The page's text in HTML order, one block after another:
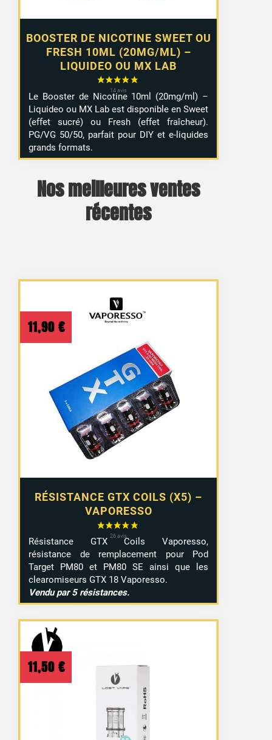
BOOSTER DE NICOTINE SWEET OU
FRESH 10ML (20MG/ML) –
LIQUIDEO OU MX LAB
Le Booster de Nicotine 10ml (20mg/ml) –
Liquideo ou MX Lab est disponible en Sweet
(effet sucré) ou Fresh (effet fraîcheur).
PG/VG 50/50, parfait pour DIY et e-liquides
grands formats.
Nos meilleures ventes
récentes
RÉSISTANCE GTX COILS (X5) –
VAPORESSO
11,90 €
Résistance GTX Coils Vaporesso,
résistance de remplacement pour Pod
Target PM80 et PM80 SE ainsi que les
clearomiseurs GTX 18 Vaporesso.
Vendu par 5 résistances.
11,50 €